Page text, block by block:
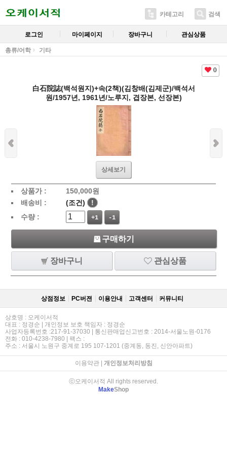
카테고리 검색
로그인 마이페이지 장바구니 관심상품
총류/어학 기타
0
白石院誌(백석원지)+속(2책)(김창배(김제군)/백석서
원/1957년, 1961년/노루지, 겹장본, 선장본)
상세보기
상품가 : 150,000원
배송비 :
(조건)
!
수량 :
+1 -1
구매하기
장바구니 관심상품
상점정보 PC버젼 이용안내 고객센터 커뮤니티
상호명 : 오케이서적
대표 : 정경순 | 개인정보 보호 책임자 : 정경순
사업자등록번호 :217-91-37030 | 통신판매업신고번호 : 2014-서울노원-0176
전화 : 010-4238-7980 | 팩스 :
주소 : 서울시 노원구 중계로 195 107-1201 (중계동, 동진, 신안아파트)
이용약관| 개인정보처리방침
ⓒ오케이서적 All rights reserved.
MakeShop